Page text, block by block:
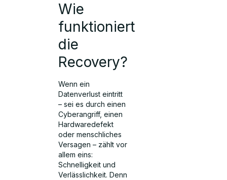
Wie
funktioniert
die
Recovery?
Wenn ein
Datenverlust eintritt
– sei es durch einen
Cyberangriff, einen
Hardwaredefekt
oder menschliches
Versagen – zählt vor
allem eins:
Schnelligkeit und
Verlässlichkeit. Denn